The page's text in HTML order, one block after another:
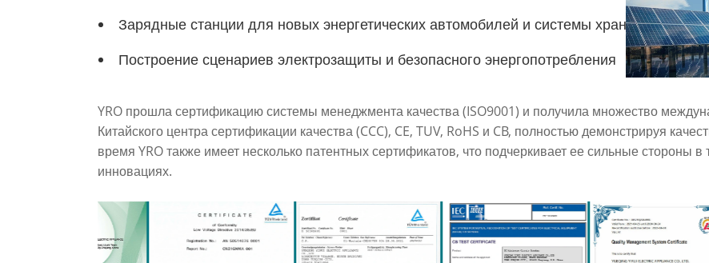
Зарядные станции для новых энергетических автомобилей и системы хранения
Построение сценариев электрозащиты и безопасного энергопотребления ▶
YRO прошла сертификацию системы менеджмента качества (ISO9001) и получила множество
Китайского центра сертификации качества (CCC), CE, TUV, RoHS и CB, полностью демонстрируя
время YRO также имеет несколько патентных сертификатов, что подчеркивает ее сильные стороны в
инновациях.